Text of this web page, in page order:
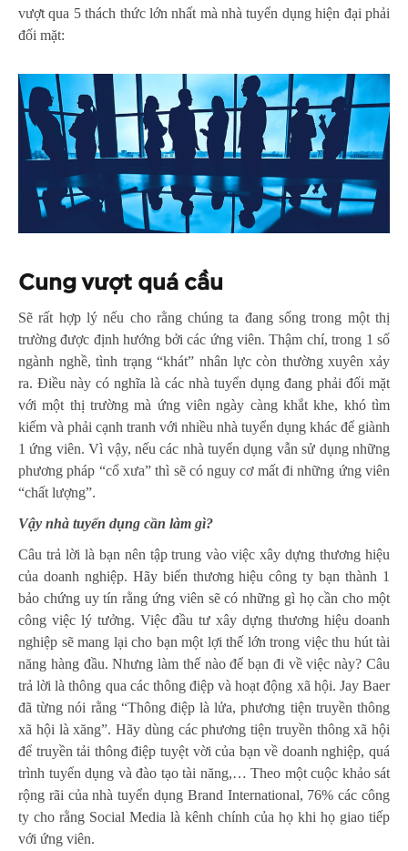
vượt qua 5 thách thức lớn nhất mà nhà tuyển dụng hiện đại phải
đối mặt:
Cung vượt quá cầu
Sẽ rất hợp lý nếu cho rằng chúng ta đang sống trong một thị
trường được định hướng bởi các ứng viên. Thậm chí, trong 1 số
ngành nghề, tình trạng “khát” nhân lực còn thường xuyên xảy
ra. Điều này có nghĩa là các nhà tuyển dụng đang phải đối mặt
với một thị trường mà ứng viên ngày càng khắt khe, khó tìm
kiếm và phải cạnh tranh với nhiều nhà tuyển dụng khác để giành
1 ứng viên. Vì vậy, nếu các nhà tuyển dụng vẫn sử dụng những
phương pháp “cổ xưa” thì sẽ có nguy cơ mất đi những ứng viên
“chất lượng”.
Vậy nhà tuyển dụng cần làm gì?
Câu trả lời là bạn nên tập trung vào việc xây dựng thương hiệu
của doanh nghiệp. Hãy biến thương hiệu công ty bạn thành 1
bảo chứng uy tín rằng ứng viên sẽ có những gì họ cần cho một
công việc lý tưởng. Việc đầu tư xây dựng thương hiệu doanh
nghiệp sẽ mang lại cho bạn một lợi thế lớn trong việc thu hút tài
năng hàng đầu. Nhưng làm thế nào để bạn đi về việc này? Câu
trả lời là thông qua các thông điệp và hoạt động xã hội. Jay Baer
đã từng nói rằng “Thông điệp là lửa, phương tiện truyền thông
xã hội là xăng”. Hãy dùng các phương tiện truyền thông xã hội
để truyền tải thông điệp tuyệt vời của bạn về doanh nghiệp, quá
trình tuyển dụng và đào tạo tài năng,… Theo một cuộc khảo sát
rộng rãi của nhà tuyển dụng Brand International, 76% các công
ty cho rằng Social Media là kênh chính của họ khi họ giao tiếp
với ứng viên.